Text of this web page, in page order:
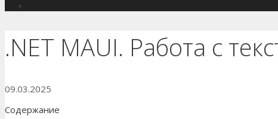
.NET MAUI. Работа с
09.03.2025
Содержание